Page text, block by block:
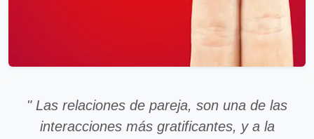
" Las relaciones de pareja, son una de las
interacciones más gratificantes, y a la